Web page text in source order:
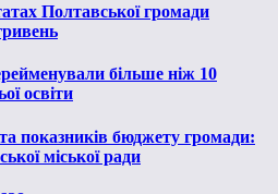
Полтавської громади
більше ніж 10
освіти
показників бюджету громади:
міської ради